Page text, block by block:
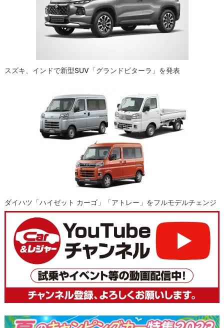
スズキ、インドで新型SUV「グランドビターラ」を発表
ダイハツ「ハイゼット カーゴ」「アトレー」をフルモデルチェンジ